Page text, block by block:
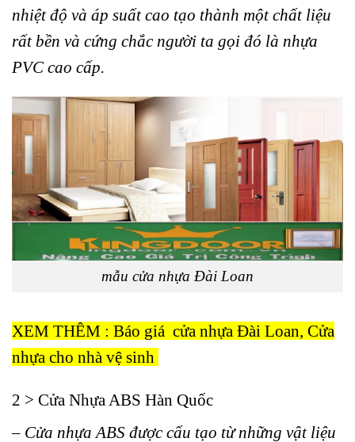
nhiệt độ và áp suất cao tạo thành một chất liệu
rất bền và cứng chắc người ta gọi đó là nhựa
PVC cao cấp.
mẫu cửa nhựa Đài Loan
XEM THÊM : Báo giá cửa nhựa Đài Loan, Cửa
nhựa cho nhà vệ sinh
2 > Cửa Nhựa ABS Hàn Quốc
– Cửa nhựa ABS được cấu tạo từ những vật liệu